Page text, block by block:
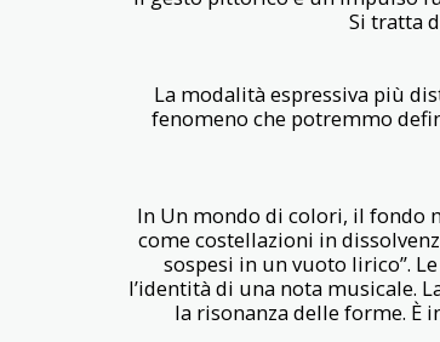
Si tratta
La modalità espressiva più
fenomeno che potremmo
In Un mondo di colori, il fondo
come costellazioni in
sospesi in un vuoto lirico”.
l’identità di una nota musicale.
la risonanza delle forme. È